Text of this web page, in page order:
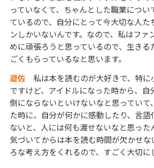
っていなくて、ちゃんとした職業につい
ているので、自分にとって今大切な人た
ンしかいないんです。なので、私はファ
めに頑張ろうと思っているので、生きる
ごくもらっているなと思います。
遊佐 私は本を読むのが大好きで、特に
ですけど、アイドルになった時から、自
側にならないといけないなと思っていて
た時に、自分が何かに感動したり、言語
ないと、人には何も渡せないなと思った
気づいてからは本を読む時間が欠かせな
ろな考え方をくれるので、すごく大切に